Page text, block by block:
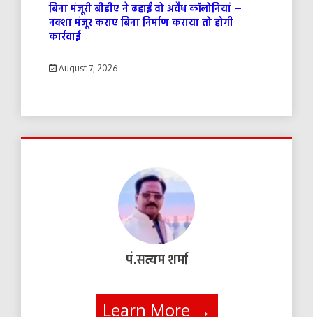
बिना मंजूरी बीडीए ने ढहाईं दो अवैध कॉलोनियां —
नक्शा मंजूर कराए बिना निर्माण कराया तो होगी
कार्रवाई
August 7, 2026
पं.सत्यम शर्मा
Learn More →